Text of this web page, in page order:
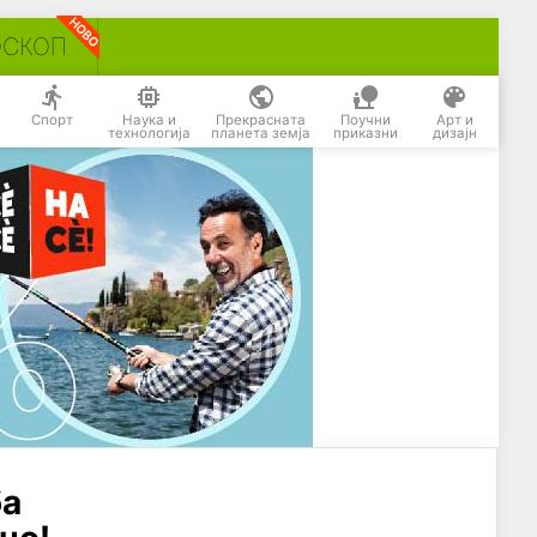
Спорт Наука и
технологија
Прекрасната
планета земја
Поучни
приказни
Арт и
дизајн